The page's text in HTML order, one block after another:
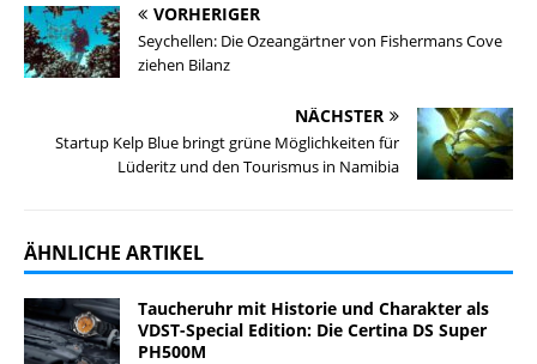
VORHERIGER
Seychellen: Die Ozeangärtner von Fishermans Cove
ziehen Bilanz
NÄCHSTER
Startup Kelp Blue bringt grüne Möglichkeiten für
Lüderitz und den Tourismus in Namibia
ÄHNLICHE ARTIKEL
Taucheruhr mit Historie und Charakter als
VDST-Special Edition: Die Certina DS Super
PH500M